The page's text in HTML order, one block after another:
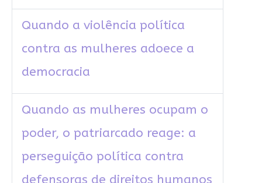
Quando a violência política
contra as mulheres adoece a
democracia
Quando as mulheres ocupam o
poder, o patriarcado reage: a
perseguição política contra
defensoras de direitos humanos